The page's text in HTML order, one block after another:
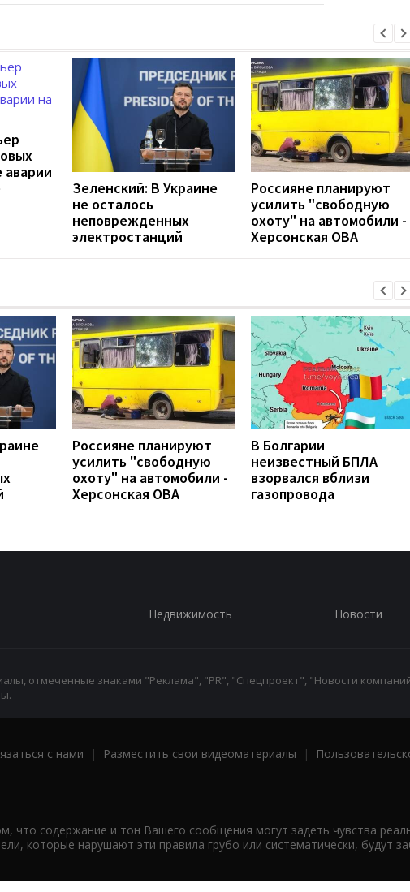
аварии
Зеленский: В Украине
не осталось
неповрежденных
электростанций
Россияне планируют
усилить "свободную
охоту" на автомобили -
Херсонская ОВА
Россияне планируют
усилить "свободную
охоту" на автомобили -
Херсонская ОВА
В Болгарии
неизвестный БПЛА
взорвался вблизи
газопровода
Недвижимость Новости
отмеченные знаками "Реклама", "PR", "Спецпроект", "Новости
с нами | Разместить свои видеоматериалы |
что содержание и тон Вашего сообщения могут задеть чувства
которые нарушают эти правила грубо или систематически, будут